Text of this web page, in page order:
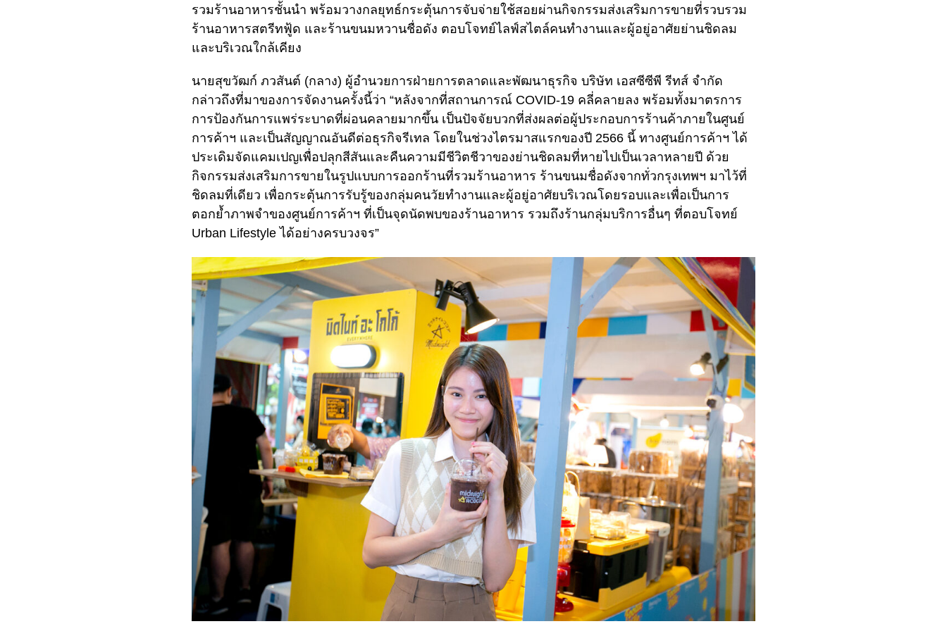
รวมร้านอาหารชั้นนำ พร้อมวางกลยุทธ์กระตุ้นการจับจ่ายใช้สอยผ่านกิจกรรมส่งเสริมการขายที่รวบรวม
ร้านอาหารสตรีทฟู้ด และร้านขนมหวานชื่อดัง ตอบโจทย์ไลฟ์สไตล์คนทำงานและผู้อยู่อาศัยย่านชิดลม
และบริเวณใกล้เคียง
นายสุขวัฒก์ ภวสันต์ (กลาง) ผู้อำนวยการฝ่ายการตลาดและพัฒนาธุรกิจ บริษัท เอสซีซีพี รีทส์ จำกัด
กล่าวถึงที่มาของการจัดงานครั้งนี้ว่า “หลังจากที่สถานการณ์ COVID-19 คลี่คลายลง พร้อมทั้งมาตรการ
การป้องกันการแพร่ระบาดที่ผ่อนคลายมากขึ้น เป็นปัจจัยบวกที่ส่งผลต่อผู้ประกอบการร้านค้าภายในศูนย์
การค้าฯ และเป็นสัญญาณอันดีต่อธุรกิจรีเทล โดยในช่วงไตรมาสแรกของปี 2566 นี้ ทางศูนย์การค้าฯ ได้
ประเดิมจัดแคมเปญเพื่อปลุกสีสันและคืนความมีชีวิตชีวาของย่านชิดลมที่หายไปเป็นเวลาหลายปี ด้วย
กิจกรรมส่งเสริมการขายในรูปแบบการออกร้านที่รวมร้านอาหาร ร้านขนมชื่อดังจากทั่วกรุงเทพฯ มาไว้ที่
ชิดลมที่เดียว เพื่อกระตุ้นการรับรู้ของกลุ่มคนวัยทำงานและผู้อยู่อาศัยบริเวณโดยรอบและเพื่อเป็นการ
ตอกย้ำภาพจำของศูนย์การค้าฯ ที่เป็นจุดนัดพบของร้านอาหาร รวมถึงร้านกลุ่มบริการอื่นๆ ที่ตอบโจทย์
Urban Lifestyle ได้อย่างครบวงจร”